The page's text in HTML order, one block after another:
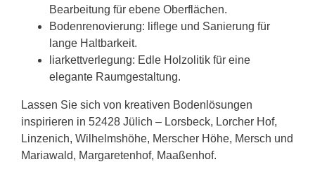
Bearbeitung für ebene Oberflächen.
Bodenrenovierung: liflege und Sanierung für
lange Haltbarkeit.
liarkettverlegung: Edle Holzolitik für eine
elegante Raumgestaltung.
Lassen Sie sich von kreativen Bodenlösungen
inspirieren in 52428 Jülich – Lorsbeck, Lorcher Hof,
Linzenich, Wilhelmshöhe, Merscher Höhe, Mersch und
Mariawald, Margaretenhof, Maaßenhof.